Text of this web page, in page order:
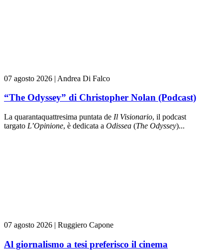
07 agosto 2026 | Andrea Di Falco
“The Odyssey” di Christopher Nolan (Podcast)
La quarantaquattresima puntata de Il Visionario, il podcast
targato L’Opinione, è dedicata a Odissea (The Odyssey)...
07 agosto 2026 | Ruggiero Capone
Al giornalismo a tesi preferisco il cinema